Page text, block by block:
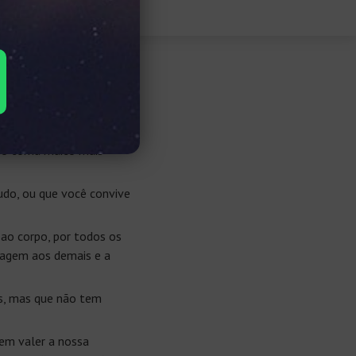
opções
do tema,
torna muito mais
ou que você convive
corpo, por todos os
aos demais e a
mas que não tem
valer a nossa